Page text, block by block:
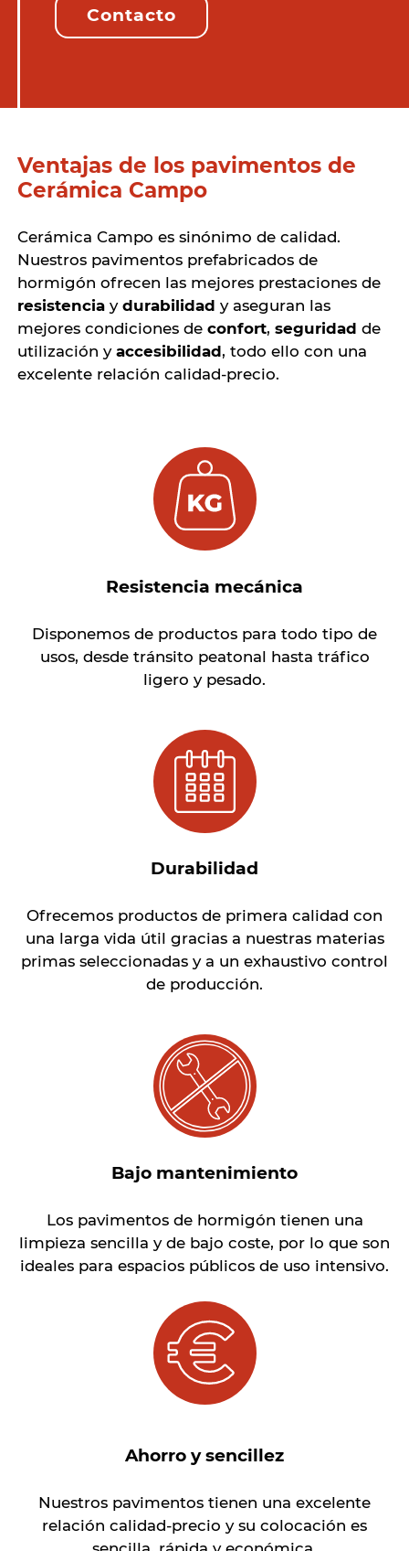
Contacto
Ventajas de los pavimentos de
Cerámica Campo
Cerámica Campo es sinónimo de calidad.
Nuestros pavimentos prefabricados de
hormigón ofrecen las mejores prestaciones de
resistencia y durabilidad y aseguran las
mejores condiciones de confort, seguridad de
utilización y accesibilidad, todo ello con una
excelente relación calidad-precio.
Resistencia mecánica
Disponemos de productos para todo tipo de
usos, desde tránsito peatonal hasta tráfico
ligero y pesado.
Durabilidad
Ofrecemos productos de primera calidad con
una larga vida útil gracias a nuestras materias
primas seleccionadas y a un exhaustivo control
de producción.
Bajo mantenimiento
Los pavimentos de hormigón tienen una
limpieza sencilla y de bajo coste, por lo que son
ideales para espacios públicos de uso intensivo.
Ahorro y sencillez
Nuestros pavimentos tienen una excelente
relación calidad-precio y su colocación es